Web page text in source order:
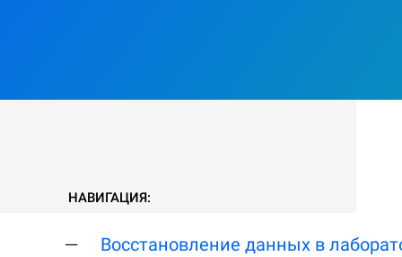
НАВИГАЦИЯ:
Восстановление данных в